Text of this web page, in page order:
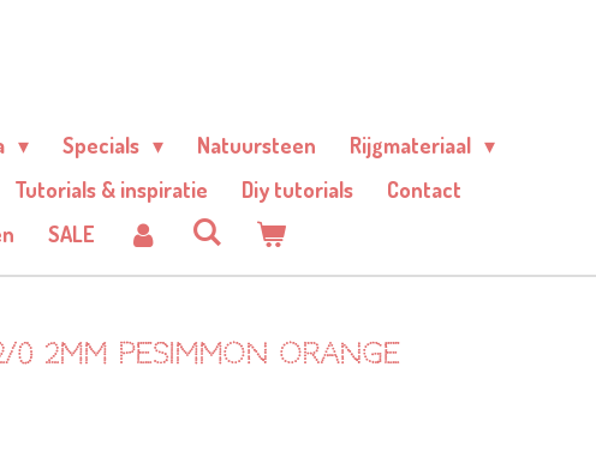
Specials Natuursteen
Rijgmateriaal
Tutorials & inspiratie Diy tutorials
Contact
SALE
0 2mm pesimmon orange